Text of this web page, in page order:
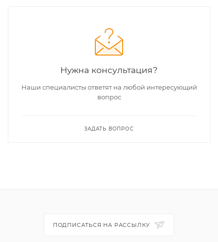
Нужна консультация?
Наши специалисты ответят на любой интересующий
вопрос
ЗАДАТЬ ВОПРОС
ПОДПИСАТЬСЯ НА РАССЫЛКУ